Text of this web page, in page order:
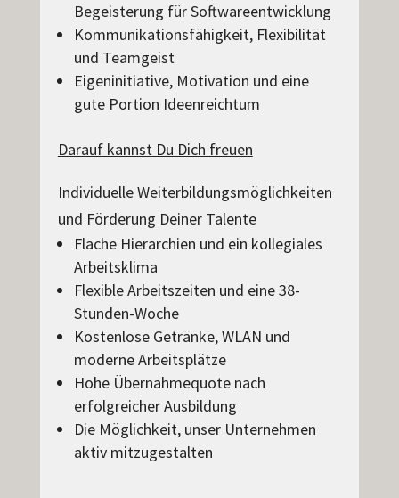
Begeisterung für Softwareentwicklung
Kommunikationsfähigkeit, Flexibilität
und Teamgeist
Eigeninitiative, Motivation und eine
gute Portion Ideenreichtum
Darauf kannst Du Dich freuen
Individuelle Weiterbildungsmöglichkeiten
und Förderung Deiner Talente
Flache Hierarchien und ein kollegiales
Arbeitsklima
Flexible Arbeitszeiten und eine 38-
Stunden-Woche
Kostenlose Getränke, WLAN und
moderne Arbeitsplätze
Hohe Übernahmequote nach
erfolgreicher Ausbildung
Die Möglichkeit, unser Unternehmen
aktiv mitzugestalten